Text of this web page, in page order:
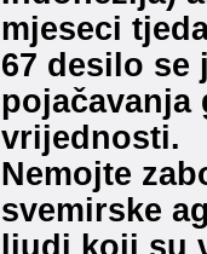
mjeseci
67 desilo se
vrijednosti.
Nemojte
svemirske
ljudi koji su